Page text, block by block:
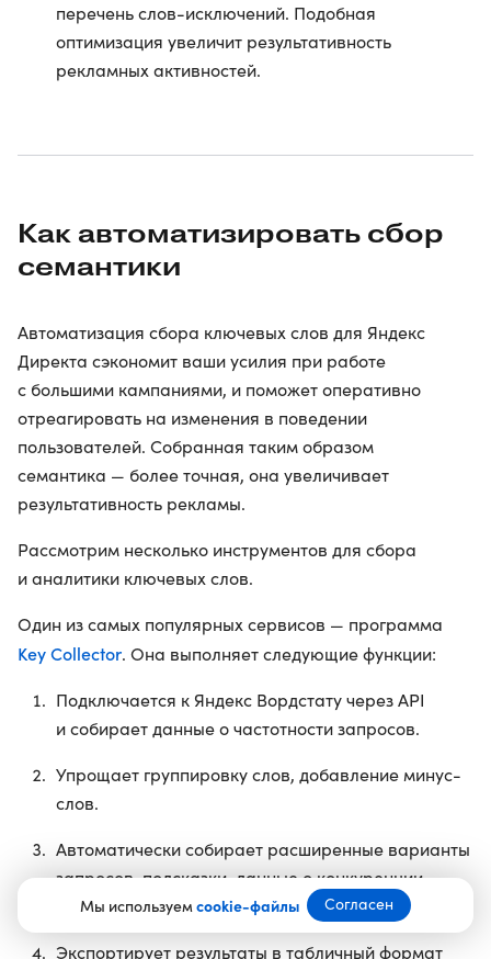
Мы используемcookie-файлы Согласен
перечень слов-исключений. Подобная
оптимизация увеличит результативность
рекламных активностей.
Как автоматизировать сбор
семантики
Автоматизация сбора ключевых слов для Яндекс
Директа сэкономит ваши усилия при работе
с большими кампаниями, и поможет оперативно
отреагировать на изменения в поведении
пользователей. Собранная таким образом
семантика — более точная, она увеличивает
результативность рекламы.
Рассмотрим несколько инструментов для сбора
и аналитики ключевых слов.
Один из самых популярных сервисов — программа
Key Collector. Она выполняет следующие функции:
Подключается к Яндекс Вордстату через API
и собирает данные о частотности запросов.
Упрощает группировку слов, добавление минус-
слов.
Автоматически собирает расширенные варианты
запросов, подсказки, данные о конкуренции
и стоимости кликов.
Экспортирует результаты в табличный формат